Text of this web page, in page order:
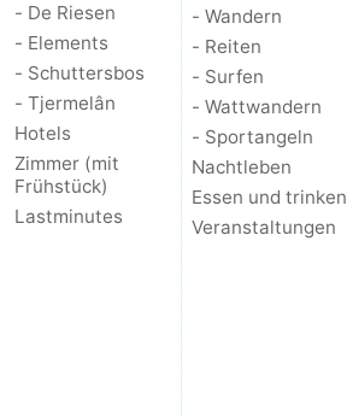
- De Riesen
- Elements
- Schuttersbos
- Tjermelân
Hotels
Zimmer (mit
Frühstück)
Lastminutes
- Wandern
- Reiten
- Surfen
- Wattwandern
- Sportangeln
Nachtleben
Essen und trinken
Veranstaltungen